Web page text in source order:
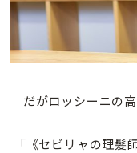
だがロッシーニの高
「《セビリャの理髪